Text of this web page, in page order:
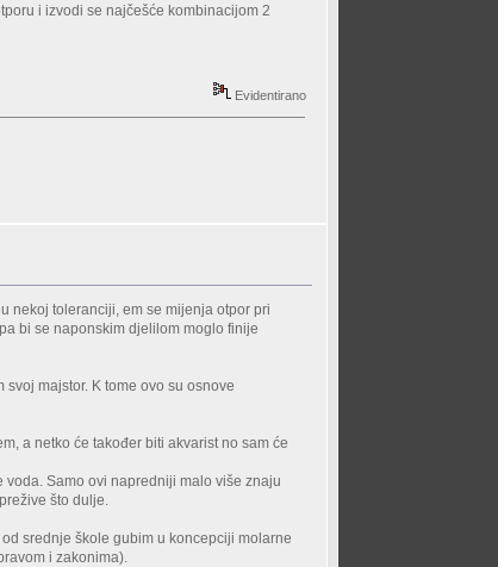
i izvodi se najčešće kombinacijom 2
Evidentirano
nekoj toleranciji, em se mijenja otpor pri
bi se naponskim djelilom moglo finije
majstor. K tome ovo su osnove
a netko će također biti akvarist no sam će
Samo ovi napredniji malo više znaju
što dulje.
srednje škole gubim u koncepciji molarne
i zakonima).